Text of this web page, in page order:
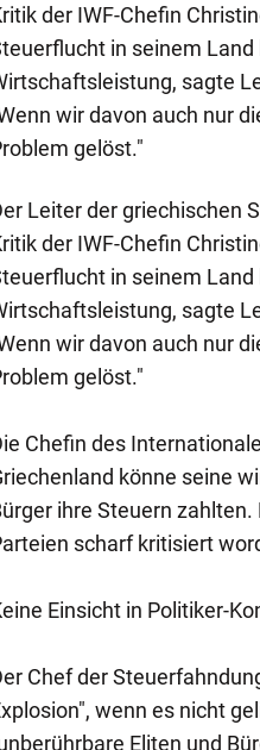
der IWF-Chefin
in seinem
sagte
wir davon auch nur
gelöst."
Leiter der griechischen
der IWF-Chefin
in seinem
sagte
wir davon auch nur
gelöst."
Chefin des
könne seine
ihre Steuern
scharf kritisiert
Einsicht in Politiker-
Chef der
wenn es nicht
Eliten und